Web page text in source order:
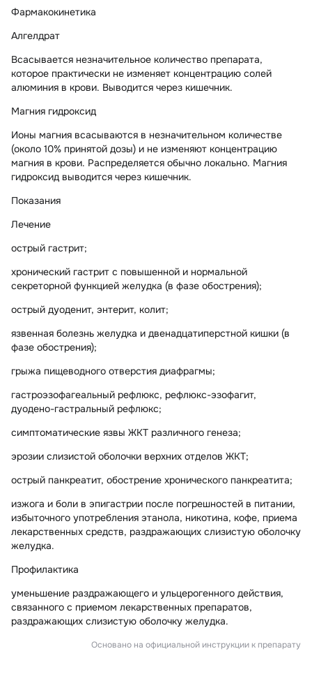
Фармакокинетика
Алгелдрат
Всасывается незначительное количество препарата,
которое практически не изменяет концентрацию солей
алюминия в крови. Выводится через кишечник.
Магния гидроксид
Ионы магния всасываются в незначительном количестве
(около 10% принятой дозы) и не изменяют концентрацию
магния в крови. Распределяется обычно локально. Магния
гидроксид выводится через кишечник.
Показания
Лечение
острый гастрит;
хронический гастрит с повышенной и нормальной
секреторной функцией желудка (в фазе обострения);
острый дуоденит, энтерит, колит;
язвенная болезнь желудка и двенадцатиперстной кишки (в
фазе обострения);
грыжа пищеводного отверстия диафрагмы;
гастроэзофагеальный рефлюкс, рефлюкс-эзофагит,
дуодено-гастральный рефлюкс;
симптоматические язвы ЖКТ различного генеза;
эрозии слизистой оболочки верхних отделов ЖКТ;
острый панкреатит, обострение хронического панкреатита;
изжога и боли в эпигастрии после погрешностей в питании,
избыточного употребления этанола, никотина, кофе, приема
лекарственных средств, раздражающих слизистую оболочку
желудка.
Профилактика
уменьшение раздражающего и ульцерогенного действия,
связанного с приемом лекарственных препаратов,
раздражающих слизистую оболочку желудка.
Основано на официальной инструкции к препарату